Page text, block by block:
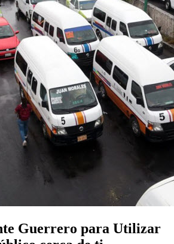
Guerrero para Utilizar